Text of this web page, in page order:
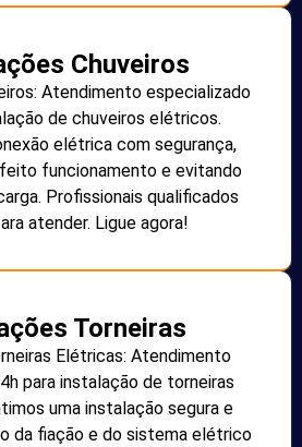
Chuveiros
Atendimento especializado
de chuveiros elétricos.
elétrica com segurança,
funcionamento e evitando
Profissionais qualificados
atender. Ligue agora!
Torneiras
Elétricas: Atendimento
para instalação de torneiras
uma instalação segura e
da fiação e do sistema elétrico